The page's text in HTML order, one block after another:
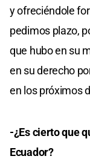
y ofreciéndole
pedimos plazo,
que hubo en su
en su derecho
en los próximos
-¿Es cierto que
Ecuador?